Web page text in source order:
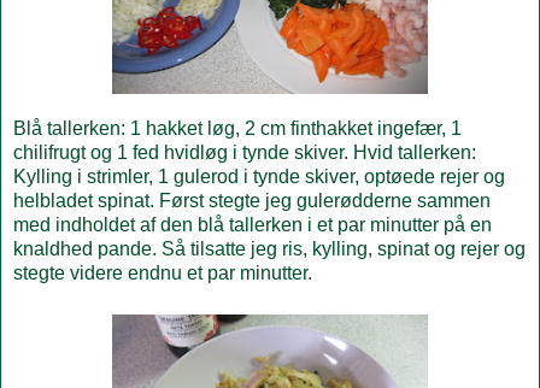
Blå tallerken: 1 hakket løg, 2 cm finthakket ingefær, 1
chilifrugt og 1 fed hvidløg i tynde skiver. Hvid tallerken:
Kylling i strimler, 1 gulerod i tynde skiver, optøede rejer og
helbladet spinat. Først stegte jeg gulerødderne sammen
med indholdet af den blå tallerken i et par minutter på en
knaldhed pande. Så tilsatte jeg ris, kylling, spinat og rejer og
stegte videre endnu et par minutter.